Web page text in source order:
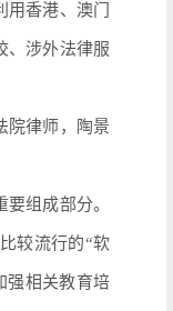
香港、澳门
、涉外法律服
院律师，陶景
组成部分。
较流行的“软
强相关教育培